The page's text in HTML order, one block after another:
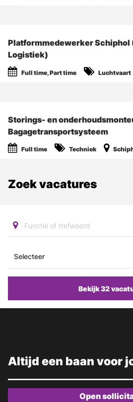
Platformmedewerker Schiphol
Logistiek)
Full time, Part time Luchtvaart
Storings- en
Bagagetransportsysteem
Full time Techniek
Zoek vacatures
Bekijk 32
Altijd een baan voor
Open